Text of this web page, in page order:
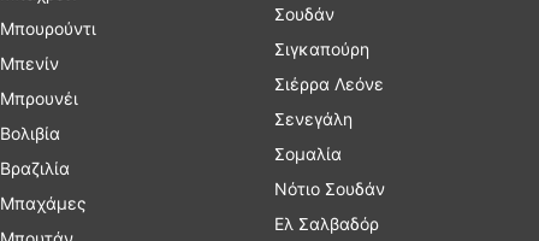
Μπουρούντι
Μπενίν
Μπρουνέι
Βολιβία
Βραζιλία
Μπαχάμες
Σουδάν
Σιγκαπούρη
Σιέρρα Λεόνε
Σενεγάλη
Σομαλία
Νότιο Σουδάν
Ελ Σαλβαδόρ